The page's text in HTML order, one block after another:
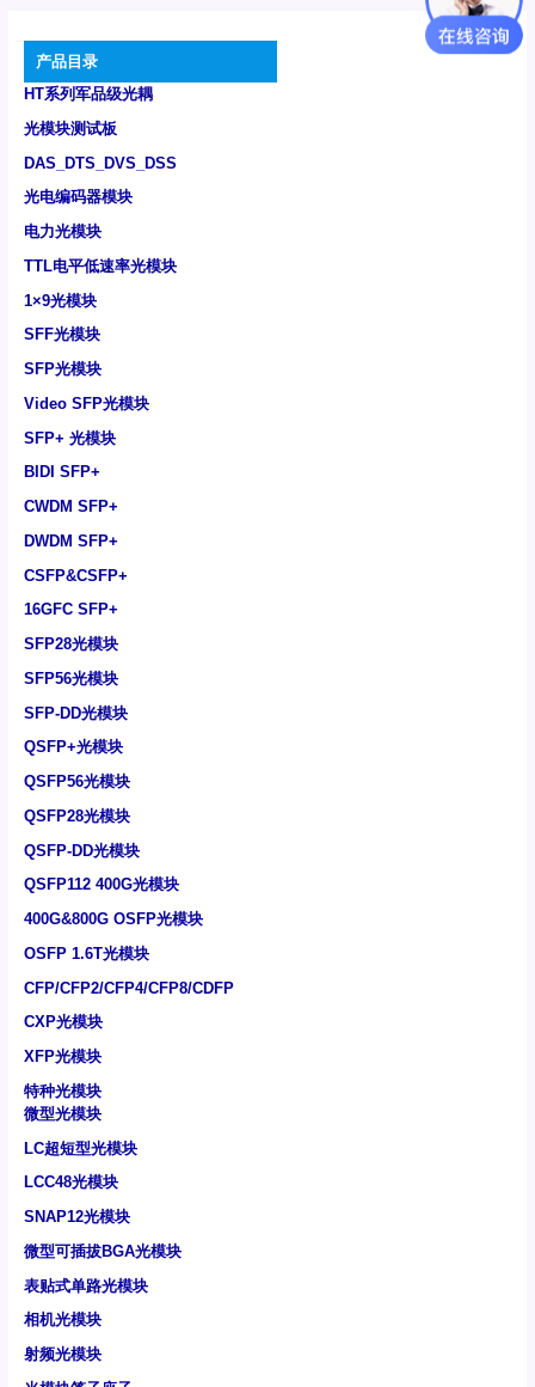
产品目录
HT系列军品级光耦
光模块测试板
DAS_DTS_DVS_DSS
光电编码器模块
电力光模块
TTL电平低速率光模块
1×9光模块
SFF光模块
SFP光模块
Video SFP光模块
SFP+ 光模块
BIDI SFP+
CWDM SFP+
DWDM SFP+
CSFP&CSFP+
16GFC SFP+
SFP28光模块
SFP56光模块
SFP-DD光模块
QSFP+光模块
QSFP56光模块
QSFP28光模块
QSFP-DD光模块
QSFP112 400G光模块
400G&800G OSFP光模块
OSFP 1.6T光模块
CFP/CFP2/CFP4/CFP8/CDFP
CXP光模块
XFP光模块
特种光模块
微型光模块
LC超短型光模块
LCC48光模块
SNAP12光模块
微型可插拔BGA光模块
表贴式单路光模块
相机光模块
射频光模块